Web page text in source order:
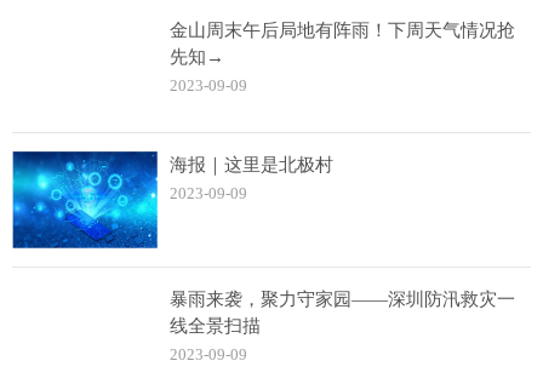
金山周末午后局地有阵雨！下周天气情况抢
先知→
2023-09-09
海报｜这里是北极村
2023-09-09
暴雨来袭，聚力守家园——深圳防汛救灾一
线全景扫描
2023-09-09